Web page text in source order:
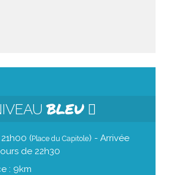
BLEU
(Place du Capitole) - Arrivée
de 22h30
: 9km